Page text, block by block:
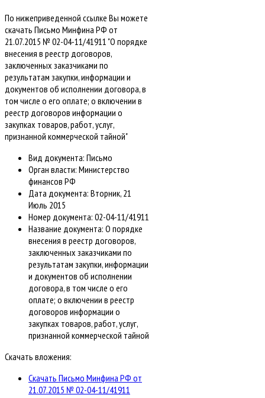
По нижеприведенной ссылке Вы можете
скачать Письмо Минфина РФ от
21.07.2015 № 02-04-11/41911 "О порядке
внесения в реестр договоров,
заключенных заказчиками по
результатам закупки, информации и
документов об исполнении договора, в
том числе о его оплате; о включении в
реестр договоров информации о
закупках товаров, работ, услуг,
признанной коммерческой тайной"
Вид документа: Письмо
Орган власти: Министерство
финансов РФ
Дата документа: Вторник, 21
Июль 2015
Номер документа: 02-04-11/41911
Название документа: О порядке
внесения в реестр договоров,
заключенных заказчиками по
результатам закупки, информации
и документов об исполнении
договора, в том числе о его
оплате; о включении в реестр
договоров информации о
закупках товаров, работ, услуг,
признанной коммерческой тайной
Скачать вложения:
Скачать Письмо Минфина РФ от
21.07.2015 № 02-04-11/41911